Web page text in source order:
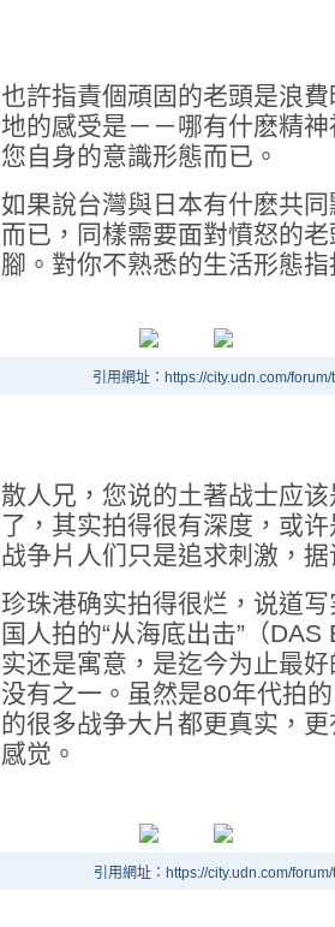
也許指責個頑固的老頭是浪
地的感受是－－哪有什麽精
您自身的意識形態而已。
如果說台灣與日本有什麽共
而已，同樣需要面對憤怒的
腳。對你不熟悉的生活形態
引用網址：https://city.udn.com/
散人兄，您说的土著战士应
了，其实拍得很有深度，或
战争片人们只是追求刺激，
珍珠港确实拍得很烂，说道
国人拍的“从海底出击”（
实还是寓意，是迄今为止最
没有之一。虽然是80年代拍
的很多战争大片都更真实，
感觉。
引用網址：https://city.udn.com/